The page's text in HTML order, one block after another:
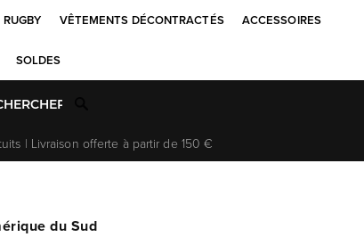
RUGBY VÊTEMENTS DÉCONTRACTÉS ACCESSOIRES
SOLDES
| Livraison offerte à partir de 150 €
du Sud